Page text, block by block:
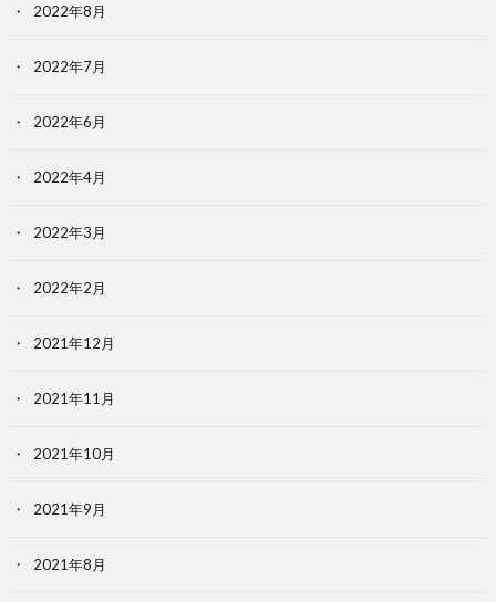
2022年8月
2022年7月
2022年6月
2022年4月
2022年3月
2022年2月
2021年12月
2021年11月
2021年10月
2021年9月
2021年8月